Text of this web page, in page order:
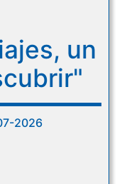
un
2026